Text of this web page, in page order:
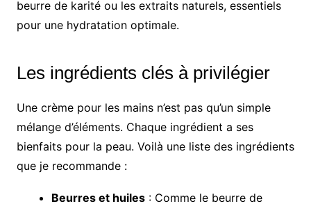
beurre de karité ou les extraits naturels, essentiels
pour une hydratation optimale.
Les ingrédients clés à privilégier
Une crème pour les mains n’est pas qu’un simple
mélange d’éléments. Chaque ingrédient a ses
bienfaits pour la peau. Voilà une liste des ingrédients
que je recommande :
Beurres et huiles: Comme le beurre de